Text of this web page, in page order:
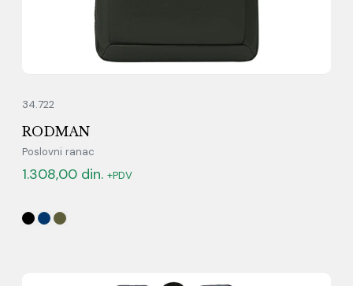
34.722
RODMAN
Poslovni ranac
1.308,00 din. +PDV